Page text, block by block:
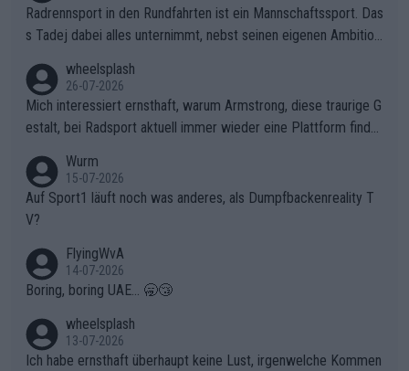
Radrennsport in den Rundfahrten ist ein Mannschaftssport. Das
s Tadej dabei alles unternimmt, nebst seinen eigenen Ambition
ganze Team auch mental stark zu machen und konkret am Erf
olg teilzuhaben, ist ihm ganz hoch anzurechnen. Das ist ein Zei
chen weit über den Radsport hinaus.
wheelsplash
26-07-2026
Mich interessiert ernsthaft, warum Armstrong, diese traurige G
estalt, bei Radsport aktuell immer wieder eine Plattform finde
Wurm
15-07-2026
Auf Sport1 läuft noch was anderes, als Dumpfbackenreality T
V?
FlyingWvA
14-07-2026
Boring, boring UAE... 🥱😴
wheelsplash
13-07-2026
Ich habe ernsthaft überhaupt keine Lust, irgenwelche Kommen